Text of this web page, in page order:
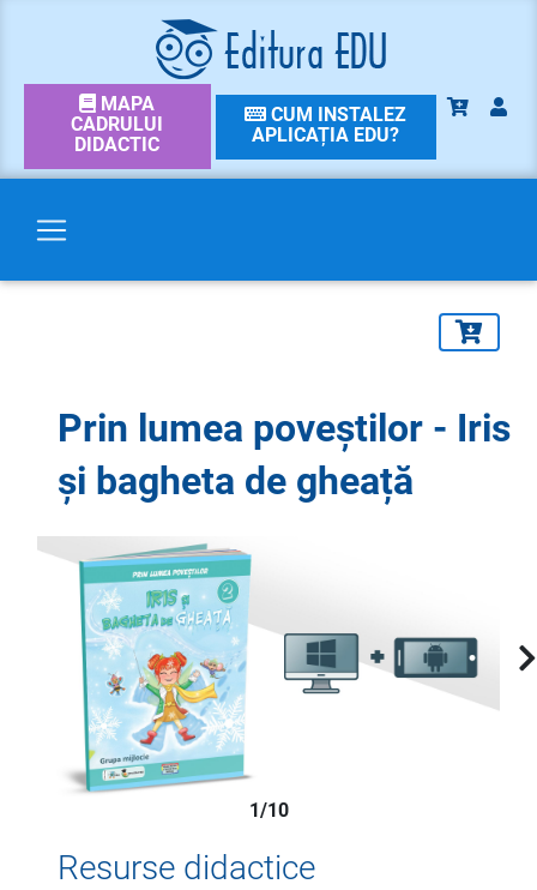
MAPA
CADRULUI
DIDACTIC
CUM INSTALEZ
APLICAȚIA EDU?
Prin lumea poveștilor - Iris
și bagheta de gheață
1/10
Resurse didactice